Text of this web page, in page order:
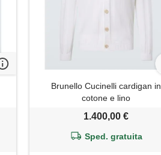
Brunello Cucinelli cardigan in
cotone e lino
1.400,00 €
Sped. gratuita